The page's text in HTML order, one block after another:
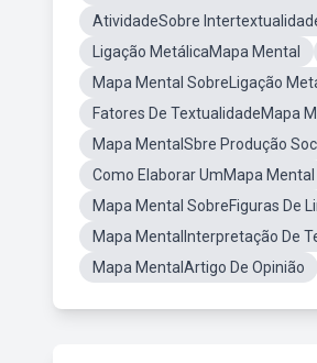
AtividadeSobre
Ligação MetálicaMapa Mental
Mapa Mental SobreLigação
Fatores De TextualidadeMapa
Mapa MentalSbre Produção
Como Elaborar UmMapa Mental
Mapa Mental SobreFiguras De
Mapa MentalInterpretação De
Mapa MentalArtigo De Opinião